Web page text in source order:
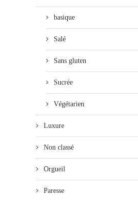
basique
Salé
Sans gluten
Sucrée
Végétarien
Luxure
Non classé
Orgueil
Paresse